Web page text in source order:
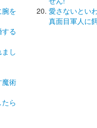
を
る
し
魔術
ら
愛さないとい
真面目軍人に